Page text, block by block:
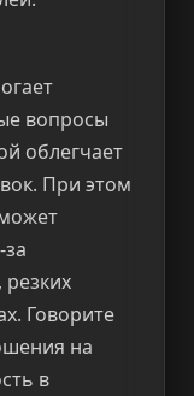
вопросы
облегчает
При этом
Говорите
на
в